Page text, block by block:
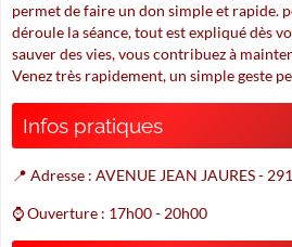
permet de faire un don simple et rapide.
déroule la séance, tout est expliqué dès
sauver des vies, vous contribuez à
Venez très rapidement, un simple geste
Infos pratiques
📍 Adresse : AVENUE JEAN JAURES -
⌚ Ouverture : 17h00 - 20h00